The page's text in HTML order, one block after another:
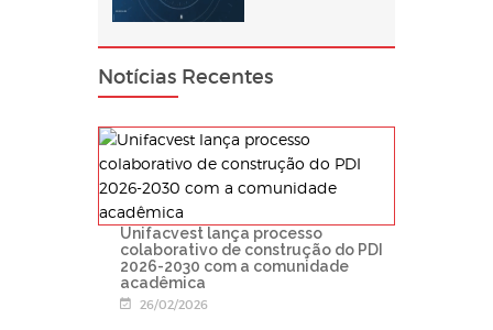
Notícias Recentes
Unifacvest lança processo
colaborativo de construção do PDI
2026-2030 com a comunidade
acadêmica
26/02/2026